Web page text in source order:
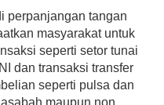
perpanjangan tangan
masyarakat untuk
seperti setor tunai
dan transaksi transfer
seperti pulsa dan
maupun non